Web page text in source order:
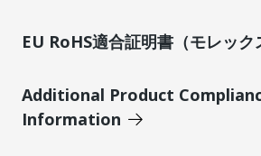
EU RoHS適合証明書（モレック
Additional Product
Information